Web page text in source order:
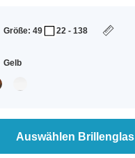
Größe: 49 22 - 138
Gelb
Auswählen Brillenglas